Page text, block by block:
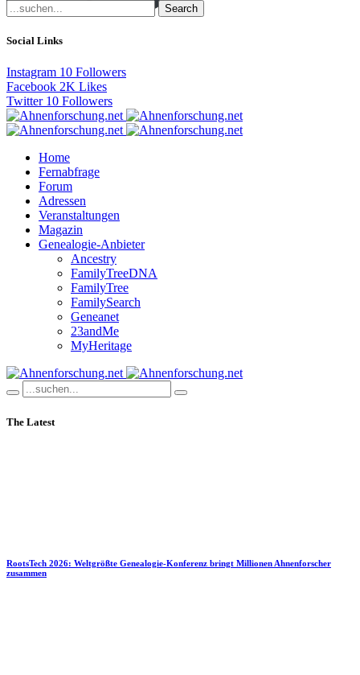
Search
Social Links
Instagram 10 Followers
Facebook 2K Likes
Twitter 10 Followers
Home
Fernabfrage
Forum
Adressen
Veranstaltungen
Magazin
Genealogie-Anbieter
Ancestry
FamilyTreeDNA
FamilyTree
FamilySearch
Geneanet
23andMe
MyHeritage
The Latest
RootsTech 2026: Weltgrößte Genealogie-Konferenz bringt Millionen Ahnenforscher
zusammen